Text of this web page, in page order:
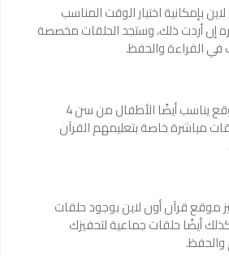
بإمكانية اختيار الوقت المناسب
إن أردت ذلك، وستجد الحلقات مخصصة
القراءة والحفظ.
والجدير بالذكر أن الموقع يناسب أيضًا الأطفال من سن 4
مباشرة خاصة بتعليمهم القرآن
موقع قرآن أون لاين بوجود حلقات
أيضًا حلقات جماعية لتحفيزك